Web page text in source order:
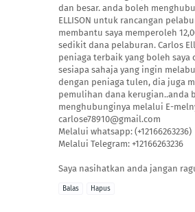
dan besar. anda boleh
ELLISON untuk rancangan
membantu saya memperoleh
sedikit dana pelaburan. Carlos
peniaga terbaik yang boleh saya
sesiapa sahaja yang ingin
dengan peniaga tulen, dia juga
pemulihan dana kerugian..anda
menghubunginya melalui E-
carlose78910@gmail.com
Melalui whatsapp: (+12166263236)
Melalui Telegram: +12166263236
Saya nasihatkan anda jangan
Balas Hapus